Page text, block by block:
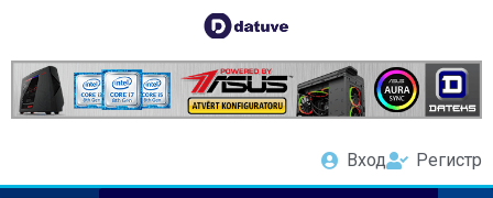
Вход Регистр